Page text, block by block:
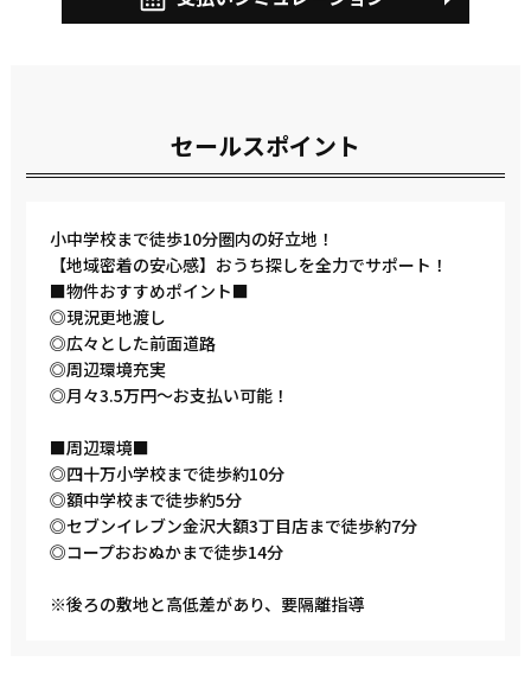
セールスポイント
小中学校まで徒歩10分圏内の好立地！
【地域密着の安心感】おうち探しを全力でサポート！
■物件おすすめポイント■
◎現況更地渡し
◎広々とした前面道路
◎周辺環境充実
◎月々3.5万円～お支払い可能！
■周辺環境■
◎四十万小学校まで徒歩約10分
◎額中学校まで徒歩約5分
◎セブンイレブン金沢大額3丁目店まで徒歩約7分
◎コープおおぬかまで徒歩14分
※後ろの敷地と高低差があり、要隔離指導